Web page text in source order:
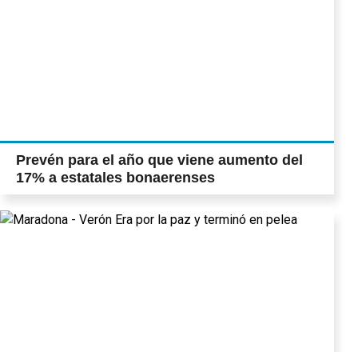
Prevén para el año que viene aumento del
17% a estatales bonaerenses